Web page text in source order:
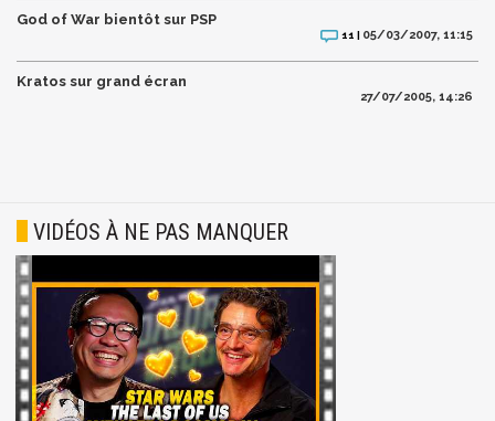
God of War bientôt sur PSP
11 | 05/03/2007, 11:15
Kratos sur grand écran
27/07/2005, 14:26
VIDÉOS À NE PAS MANQUER